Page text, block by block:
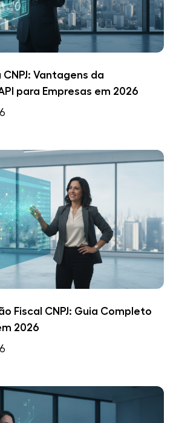
Vantagens da
para Empresas em 2026
Fiscal CNPJ: Guia Completo
2026